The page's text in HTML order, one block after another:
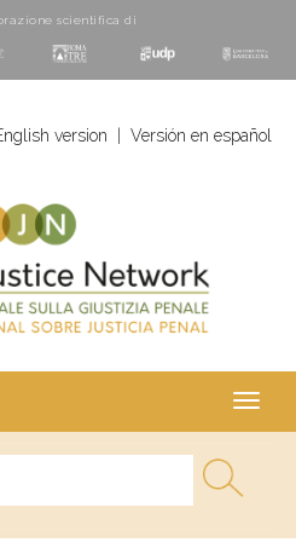
scientifica di
version Versión en español